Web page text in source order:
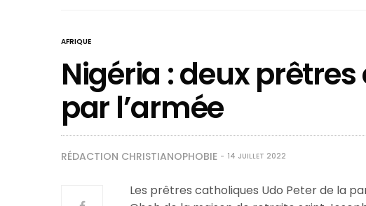
AFRIQUE
Nigéria : deux
par l’armée
RÉDACTION CHRISTIANOPHOBIE 14 JUILLET 2022
Les prêtres catholiques Udo Peter de la